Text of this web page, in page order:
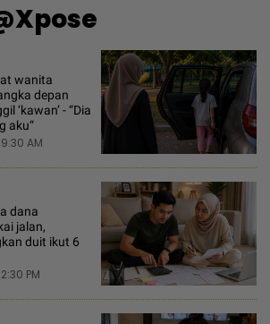
wanita
depan
‘kawan’ - “Dia
aku“
AM
dana
jalan,
duit ikut 6
PM